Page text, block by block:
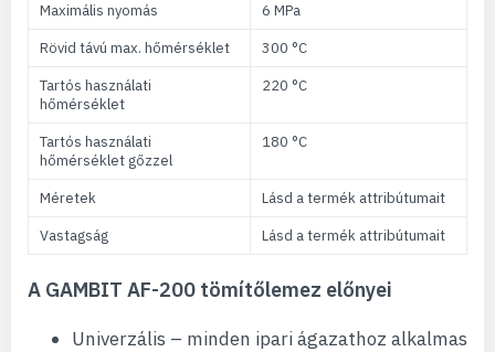
Maximális nyomás
6 MPa
Rövid távú max. hőmérséklet
300 °C
Tartós használati
hőmérséklet
220 °C
Tartós használati
hőmérséklet gőzzel
180 °C
Méretek
Lásd a termék attribútumait
Vastagság
Lásd a termék attribútumait
A GAMBIT AF-200 tömítőlemez előnyei
Univerzális – minden ipari ágazathoz alkalmas